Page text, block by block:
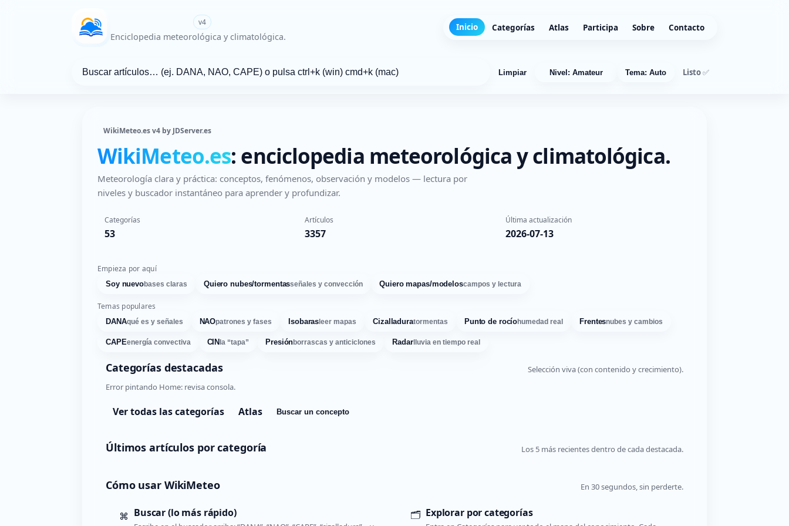
WikiMeteo.es v4
Enciclopedia meteorológica y climatológica.
Inicio Categorías Atlas Participa Sobre Contacto
Limpiar Nivel: Amateur Tema: Auto Listo ✅
WikiMeteo.es v4 by JDServer.es
WikiMeteo.es: enciclopedia meteorológica y climatológica.
Meteorología clara y práctica: conceptos, fenómenos, observación y modelos — lectura por
niveles y buscador instantáneo para aprender y profundizar.
Categorías
53
Artículos
3357
Última actualización
2026-07-13
Empieza por aquí
Soy nuevobases claras Quiero nubes/tormentasseñales y convección Quiero mapas/modeloscampos y lectura
Temas populares
DANAqué es y señales NAOpatrones y fases Isobarasleer mapas Cizalladuratormentas Punto de rocíohumedad real Frentesnubes y cambios
CAPEenergía convectiva CIN la “tapa” Presiónborrascas y anticiclones Radarlluvia en tiempo real
Categorías destacadas
Selección viva (con contenido y crecimiento).
Error pintando Home: revisa consola.
Ver todas las categorías Atlas Buscar un concepto
Últimos artículos por categoría Los 5 más recientes dentro de cada destacada.
Cómo usar WikiMeteo En 30 segundos, sin perderte.
⌘ Buscar (lo más rápido) 🗂️ Explorar por categorías